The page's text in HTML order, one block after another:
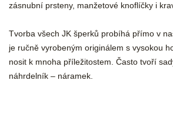
zásnubní prsteny, manžetové knoflíčky i
Tvorba všech JK šperků probíhá přímo v
je ručně vyrobeným originálem s vysokou
nosit k mnoha příležitostem. Často tvoří
náhrdelník – náramek.